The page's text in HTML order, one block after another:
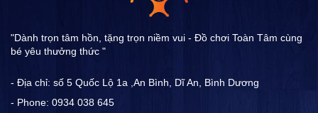
"Dành trọn tâm hồn, tặng trọn niềm vui - Đồ chơi Toàn Tâm cùng
bé yêu thưởng thức "
- Địa chỉ: số 5 Quốc Lộ 1a ,An Bình, Dĩ An, Bình Dương
- Phone: 0934 038 645